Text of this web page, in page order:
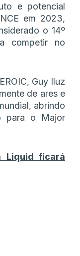
e potencial
em 2023,
o 14º
competir no
Guy Iluz
de ares e
abrindo
para o Major
Liquid ficará